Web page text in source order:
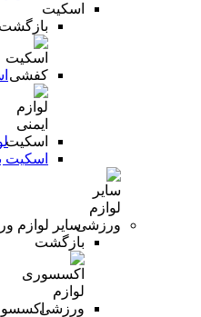
اسکیت
بازگشت
اسکیت
سایر لوازم
بازگشت